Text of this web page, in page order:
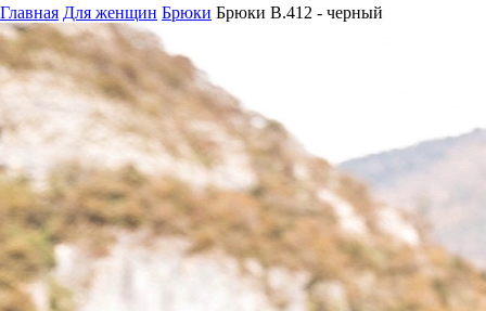
Главная Для женщин Брюки Брюки B.412 - черный